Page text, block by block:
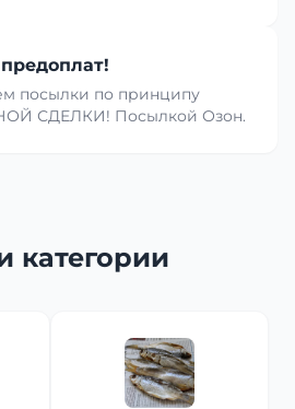
посылки по принципу
СДЕЛКИ! Посылкой Озон.
категории